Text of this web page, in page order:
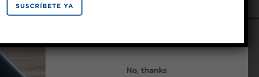
SUSCRÍBETE YA
No, thanks